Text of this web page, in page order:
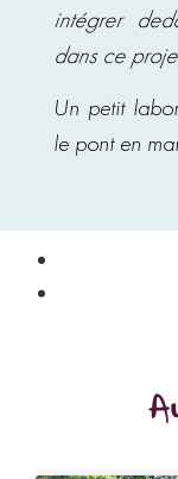
intégrer
dans ce
Un petit
le pont en